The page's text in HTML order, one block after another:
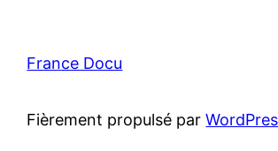
France Docu
Fièrement propulsé par